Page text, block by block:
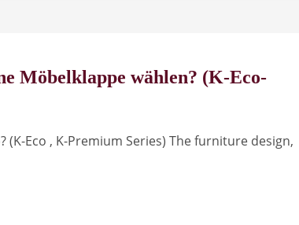
Möbelklappe wählen? (K-Eco-
Eco , K-Premium Series) The furniture design,